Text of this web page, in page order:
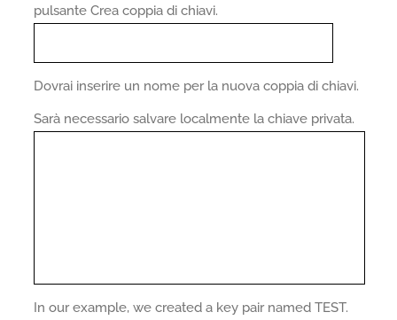
pulsante Crea coppia di chiavi.
Dovrai inserire un nome per la nuova coppia di chiavi.
Sarà necessario salvare localmente la chiave privata.
In our example, we created a key pair named TEST.